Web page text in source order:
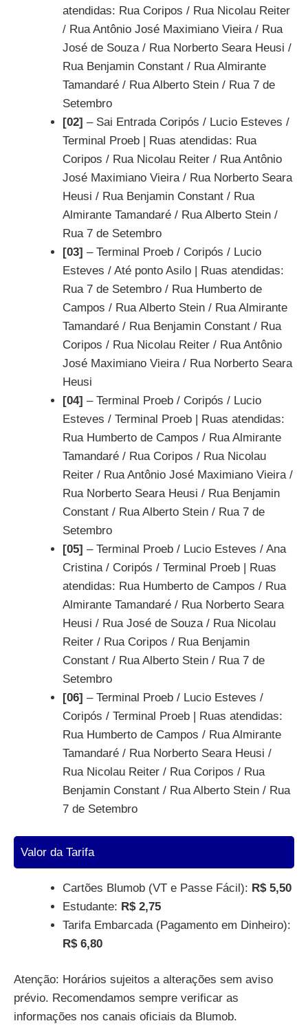
atendidas: Rua Coripos / Rua Nicolau Reiter
/ Rua Antônio José Maximiano Vieira / Rua
José de Souza / Rua Norberto Seara Heusi /
Rua Benjamin Constant / Rua Almirante
Tamandaré / Rua Alberto Stein / Rua 7 de
Setembro
[02] – Sai Entrada Coripós / Lucio Esteves /
Terminal Proeb | Ruas atendidas: Rua
Coripos / Rua Nicolau Reiter / Rua Antônio
José Maximiano Vieira / Rua Norberto Seara
Heusi / Rua Benjamin Constant / Rua
Almirante Tamandaré / Rua Alberto Stein /
Rua 7 de Setembro
[03] – Terminal Proeb / Coripós / Lucio
Esteves / Até ponto Asilo | Ruas atendidas:
Rua 7 de Setembro / Rua Humberto de
Campos / Rua Alberto Stein / Rua Almirante
Tamandaré / Rua Benjamin Constant / Rua
Coripos / Rua Nicolau Reiter / Rua Antônio
José Maximiano Vieira / Rua Norberto Seara
Heusi
[04] – Terminal Proeb / Coripós / Lucio
Esteves / Terminal Proeb | Ruas atendidas:
Rua Humberto de Campos / Rua Almirante
Tamandaré / Rua Coripos / Rua Nicolau
Reiter / Rua Antônio José Maximiano Vieira /
Rua Norberto Seara Heusi / Rua Benjamin
Constant / Rua Alberto Stein / Rua 7 de
Setembro
[05] – Terminal Proeb / Lucio Esteves / Ana
Cristina / Coripós / Terminal Proeb | Ruas
atendidas: Rua Humberto de Campos / Rua
Almirante Tamandaré / Rua Norberto Seara
Heusi / Rua José de Souza / Rua Nicolau
Reiter / Rua Coripos / Rua Benjamin
Constant / Rua Alberto Stein / Rua 7 de
Setembro
[06] – Terminal Proeb / Lucio Esteves /
Coripós / Terminal Proeb | Ruas atendidas:
Rua Humberto de Campos / Rua Almirante
Tamandaré / Rua Norberto Seara Heusi /
Rua Nicolau Reiter / Rua Coripos / Rua
Benjamin Constant / Rua Alberto Stein / Rua
7 de Setembro
Valor da Tarifa
Cartões Blumob (VT e Passe Fácil): R$ 5,50
Estudante: R$ 2,75
Tarifa Embarcada (Pagamento em Dinheiro):
R$ 6,80
Atenção: Horários sujeitos a alterações sem aviso
prévio. Recomendamos sempre verificar as
informações nos canais oficiais da Blumob.